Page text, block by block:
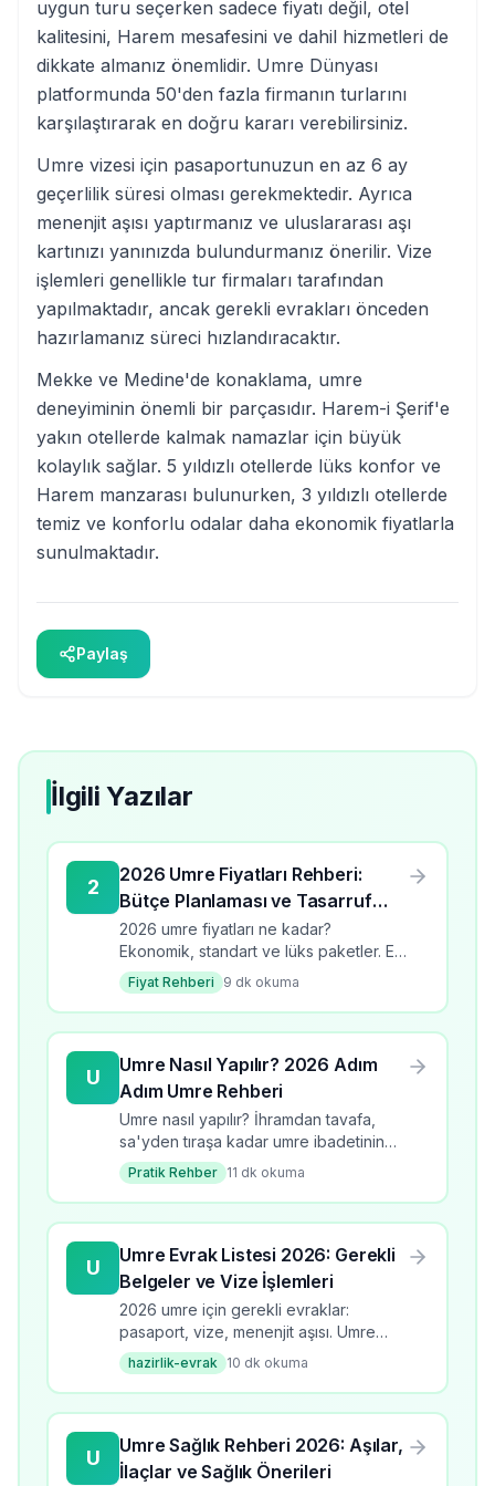
uygun turu seçerken sadece fiyatı değil, otel
kalitesini, Harem mesafesini ve dahil hizmetleri de
dikkate almanız önemlidir. Umre Dünyası
platformunda 50'den fazla firmanın turlarını
karşılaştırarak en doğru kararı verebilirsiniz.
Umre vizesi için pasaportunuzun en az 6 ay
geçerlilik süresi olması gerekmektedir. Ayrıca
menenjit aşısı yaptırmanız ve uluslararası aşı
kartınızı yanınızda bulundurmanız önerilir. Vize
işlemleri genellikle tur firmaları tarafından
yapılmaktadır, ancak gerekli evrakları önceden
hazırlamanız süreci hızlandıracaktır.
Mekke ve Medine'de konaklama, umre
deneyiminin önemli bir parçasıdır. Harem-i Şerif'e
yakın otellerde kalmak namazlar için büyük
kolaylık sağlar. 5 yıldızlı otellerde lüks konfor ve
Harem manzarası bulunurken, 3 yıldızlı otellerde
temiz ve konforlu odalar daha ekonomik fiyatlarla
sunulmaktadır.
Paylaş
İlgili Yazılar
2
2026 Umre Fiyatları Rehberi:
Bütçe Planlaması ve Tasarruf
İpuçları
2026 umre fiyatları ne kadar?
Ekonomik, standart ve lüks paketler. En
ucuz umre turlarını karşılaştırın, tasarruf
ipuçları ve bütçe planlama rehberi.
Fiyat Rehberi 9 dk okuma
U
Umre Nasıl Yapılır? 2026 Adım
Adım Umre Rehberi
Umre nasıl yapılır? İhramdan tavafa,
sa'yden tıraşa kadar umre ibadetinin
tüm adımlarını öğrenin. 2026 güncel
bilgilerle kapsamlı rehber.
Pratik Rehber 11 dk okuma
U
Umre Evrak Listesi 2026: Gerekli
Belgeler ve Vize İşlemleri
2026 umre için gerekli evraklar:
pasaport, vize, menenjit aşısı. Umre
evrak listesi, başvuru süreci, kontrol
listesi ve dikkat edilmesi gerekenler.
hazirlik-evrak 10 dk okuma
U
Umre Sağlık Rehberi 2026: Aşılar,
İlaçlar ve Sağlık Önerileri